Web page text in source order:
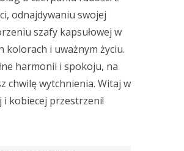
odnajdywaniu swojej
szafy kapsułowej w
kolorach i uważnym życiu.
harmonii i spokoju, na
chwilę wytchnienia. Witaj w
i kobiecej przestrzeni!